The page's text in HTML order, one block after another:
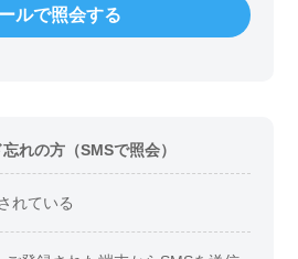
ルで照会する
れの方（SMSで照会）
れている